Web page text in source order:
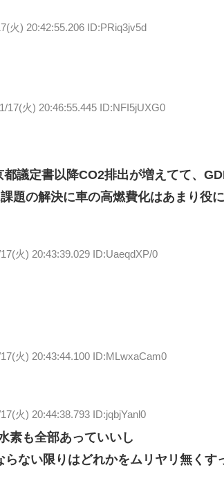
火) 20:42:55.206 ID:PRiq3jv5d
17(火) 20:46:55.445 ID:NFI5jUXG0
議定書以降CO2排出が増えてて、
題の解決に車の高燃費化はあまり役
火) 20:43:39.029 ID:UaeqdXP/0
火) 20:43:44.100 ID:MLwxaCam0
火) 20:44:38.793 ID:jqbjYanl0
素も全部あっていいし
ない限りはどれかをムリヤリ無くす